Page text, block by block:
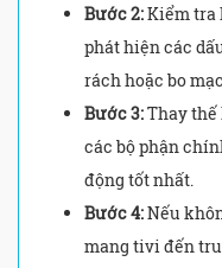
Bước 2:Kiểm tra
phát hiện các
rách hoặc bo
Bước 3:Thay thế
các bộ phận
động tốt nhất.
Bước 4:Nếu
mang tivi đến